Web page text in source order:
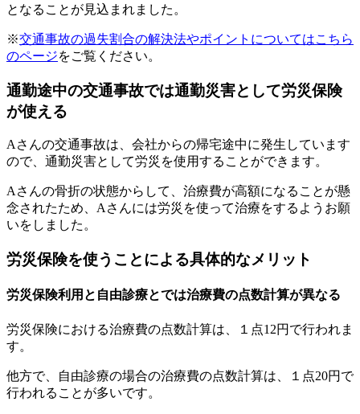
となることが見込まれました。
※交通事故の過失割合の解決法やポイントについてはこちら
のページをご覧ください。
通勤途中の交通事故では通勤災害として労災保険
が使える
Aさんの交通事故は、会社からの帰宅途中に発生しています
ので、通勤災害として労災を使用することができます。
Aさんの骨折の状態からして、治療費が高額になることが懸
念されたため、Aさんには労災を使って治療をするようお願
いをしました。
労災保険を使うことによる具体的なメリット
労災保険利用と自由診療とでは治療費の点数計算が異なる
労災保険における治療費の点数計算は、１点12円で行われま
す。
他方で、自由診療の場合の治療費の点数計算は、１点20円で
行われることが多いです。